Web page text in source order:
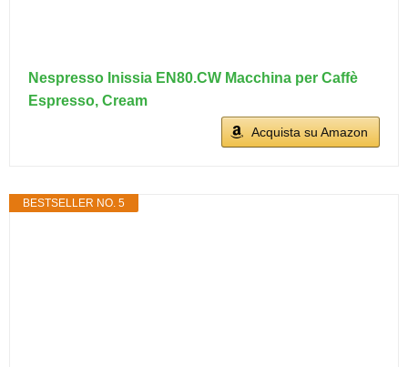
Nespresso Inissia EN80.CW Macchina per Caffè
Espresso, Cream
Acquista su Amazon
BESTSELLER NO. 5